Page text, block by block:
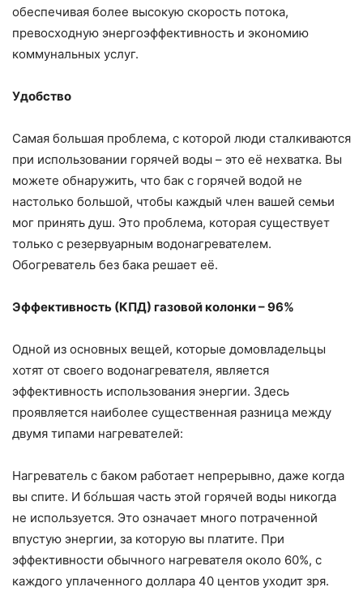
обеспечивая более высокую скорость потока,
превосходную энергоэффективность и экономию
коммунальных услуг.
Удобство
Самая большая проблема, с которой люди сталкиваются
при использовании горячей воды – это её нехватка. Вы
можете обнаружить, что бак с горячей водой не
настолько большой, чтобы каждый член вашей семьи
мог принять душ. Это проблема, которая существует
только с резервуарным водонагревателем.
Обогреватель без бака решает её.
Эффективность (КПД) газовой колонки – 96%
Одной из основных вещей, которые домовладельцы
хотят от своего водонагревателя, является
эффективность использования энергии. Здесь
проявляется наиболее существенная разница между
двумя типами нагревателей:
Нагреватель с баком работает непрерывно, даже когда
вы спите. И бо́льшая часть этой горячей воды никогда
не используется. Это означает много потраченной
впустую энергии, за которую вы платите. При
эффективности обычного нагревателя около 60%, с
каждого уплаченного доллара 40 центов уходит зря.